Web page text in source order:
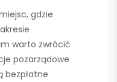
gdzie
warto zwrócić
pozarządowe
bezpłatne